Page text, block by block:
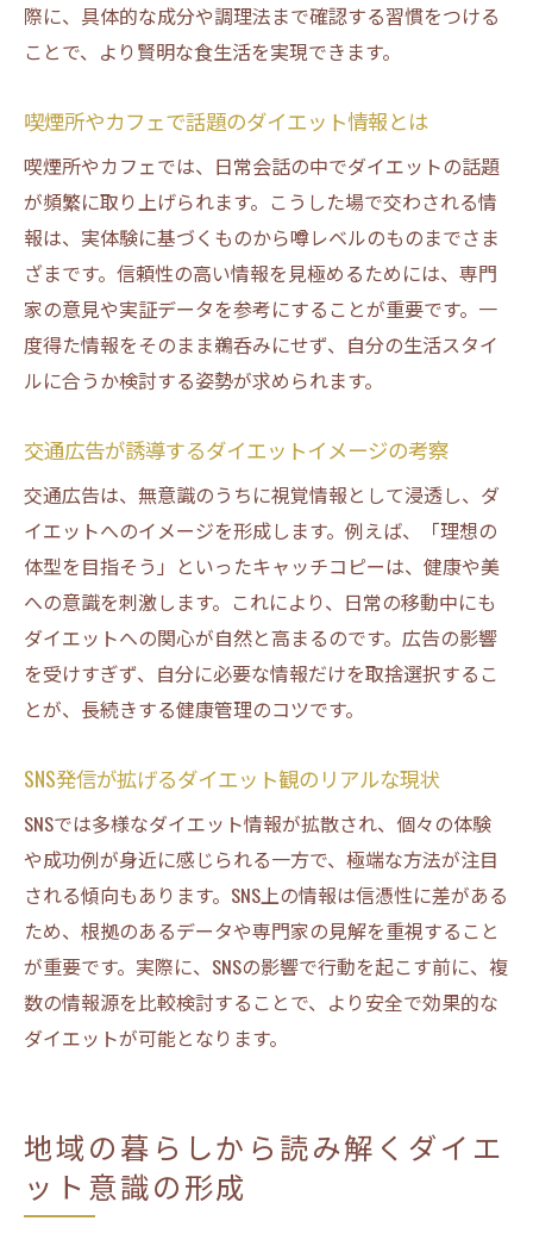
際に、具体的な成分や調理法まで確認する習慣をつける
ことで、より賢明な食生活を実現できます。
喫煙所やカフェで話題のダイエット情報とは
喫煙所やカフェでは、日常会話の中でダイエットの話題
が頻繁に取り上げられます。こうした場で交わされる情
報は、実体験に基づくものから噂レベルのものまでさま
ざまです。信頼性の高い情報を見極めるためには、専門
家の意見や実証データを参考にすることが重要です。一
度得た情報をそのまま鵜呑みにせず、自分の生活スタイ
ルに合うか検討する姿勢が求められます。
交通広告が誘導するダイエットイメージの考察
交通広告は、無意識のうちに視覚情報として浸透し、ダ
イエットへのイメージを形成します。例えば、「理想の
体型を目指そう」といったキャッチコピーは、健康や美
への意識を刺激します。これにより、日常の移動中にも
ダイエットへの関心が自然と高まるのです。広告の影響
を受けすぎず、自分に必要な情報だけを取捨選択するこ
とが、長続きする健康管理のコツです。
SNS発信が拡げるダイエット観のリアルな現状
SNSでは多様なダイエット情報が拡散され、個々の体験
や成功例が身近に感じられる一方で、極端な方法が注目
される傾向もあります。SNS上の情報は信憑性に差がある
ため、根拠のあるデータや専門家の見解を重視すること
が重要です。実際に、SNSの影響で行動を起こす前に、複
数の情報源を比較検討することで、より安全で効果的な
ダイエットが可能となります。
地域の暮らしから読み解くダイエ
ット意識の形成